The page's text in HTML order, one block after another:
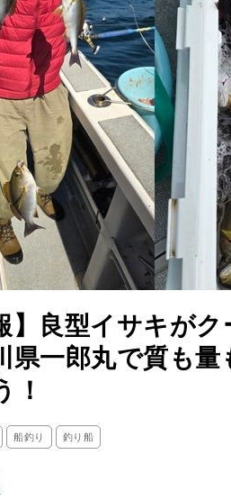
】良型イサキが
県一郎丸で質も
！
船釣り 釣り船